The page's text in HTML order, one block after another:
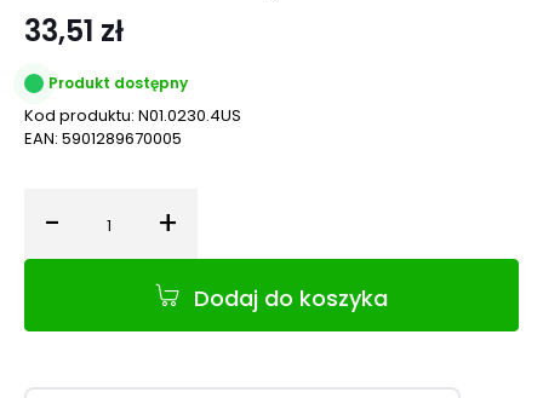
33,51 zł
Produkt dostępny
Kod produktu: N01.0230.4US
EAN: 5901289670005
- Ilość +
Dodaj do koszyka